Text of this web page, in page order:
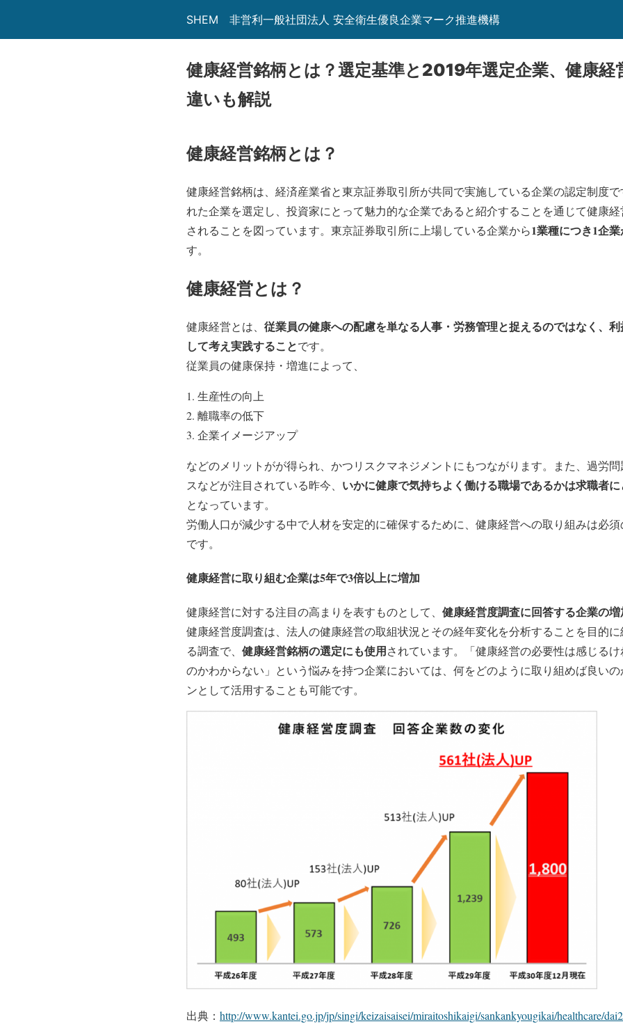
SHEM 非営利一般社団法人 安全衛生優良企業マーク推進機構
健康経営銘柄とは？選定基準と2019年選定企業、健康経
違いも解説
健康経営銘柄とは？
健康経営銘柄は、経済産業省と東京証券取引所が共同で実施している企業の認定制度
れた企業を選定し、投資家にとって魅力的な企業であると紹介することを通じて健康
されることを図っています。東京証券取引所に上場している企業から1業種につき1企
す。
健康経営とは？
健康経営とは、 従業員の健康への配慮を単なる人事・労務管理と捉えるのではなく、
して考え実践することです。
従業員の健康保持・増進によって、
生産性の向上
離職率の低下
企業イメージアップ
などのメリットがが得られ、かつリスクマネジメントにもつながります。また、過労
スなどが注目されている昨今、 いかに健康で気持ちよく働ける職場であるかは求職者
となっています。
労働人口が減少する中で人材を安定的に確保するために、健康経営への取り組みは必
です。
健康経営に取り組む企業は5年で3倍以上に増加
健康経営に対する注目の高まりを表すものとして、 健康経営度調査に回答する企業の増
健康経営度調査は、法人の健康経営の取組状況とその経年変化を分析することを目的
る調査で、 健康経営銘柄の選定にも使用されています。「健康経営の必要性は感じる
のかわからない」という悩みを持つ企業においては、何をどのように取り組めば良い
ンとして活用することも可能です。
出典： http://www.kantei.go.jp/jp/singi/keizaisaisei/miraitoshikaigi/sankankyougikai/healthcare/